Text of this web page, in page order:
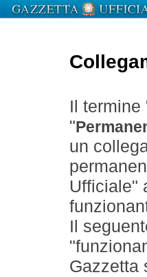
Il
"
un
Ufficiale"
Il
Gazzetta